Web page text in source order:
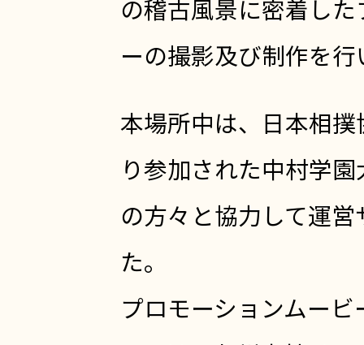
の稽古風景に密着し
ーの撮影及び制作を行
本場所中は、日本相
り参加された中村学
の方々と協力して運
た。
プロモーションムー